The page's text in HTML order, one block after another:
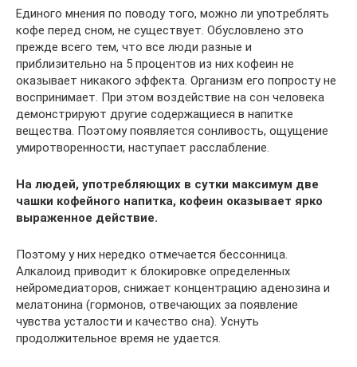
Единого мнения по поводу того, можно ли употреблять
кофе перед сном, не существует. Обусловлено это
прежде всего тем, что все люди разные и
приблизительно на 5 процентов из них кофеин не
оказывает никакого эффекта. Организм его попросту не
воспринимает. При этом воздействие на сон человека
демонстрируют другие содержащиеся в напитке
вещества. Поэтому появляется сонливость, ощущение
умиротворенности, наступает расслабление.
На людей, употребляющих в сутки максимум две
чашки кофейного напитка, кофеин оказывает ярко
выраженное действие.
Поэтому у них нередко отмечается бессонница.
Алкалоид приводит к блокировке определенных
нейромедиаторов, снижает концентрацию аденозина и
мелатонина (гормонов, отвечающих за появление
чувства усталости и качество сна). Уснуть
продолжительное время не удается.